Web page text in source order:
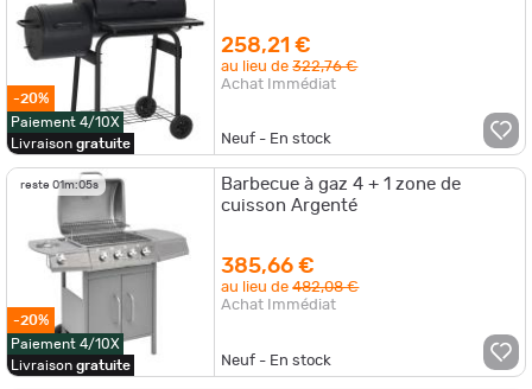
-20%
Paiement 4/10X
Livraison gratuite
258,21 €
au lieu de322,76 €
Achat Immédiat
Neuf - En stock
reste 01m:05s
-20%
Paiement 4/10X
Livraison gratuite
Barbecue à gaz 4 + 1 zone de
cuisson Argenté
385,66 €
au lieu de482,08 €
Achat Immédiat
Neuf - En stock